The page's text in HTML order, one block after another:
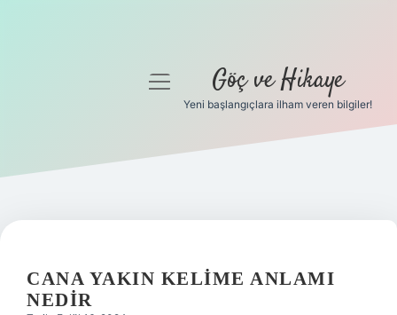
Gizlilik Politikası
Yasal Uyarı
menüyü
Göç ve Hikaye
Yeni başlangıçlara ilham veren bilgiler!
CANA YAKIN KELIME ANLAMI
NEDIR